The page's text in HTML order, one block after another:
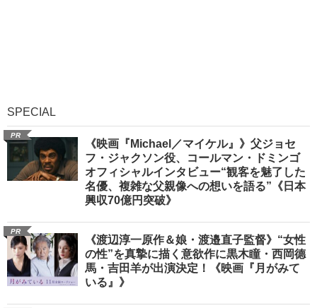
SPECIAL
PR
《映画『Michael／マイケル』》父ジョセ
フ・ジャクソン役、コールマン・ドミンゴ
オフィシャルインタビュー“観客を魅了した
名優、複雑な父親像への想いを語る”《日本
興収70億円突破》
PR
《渡辺淳一原作＆娘・渡邉直子監督》“女性
の性”を真摯に描く意欲作に黒木瞳・西岡德
馬・吉田羊が出演決定！《映画『月がみて
いる』》